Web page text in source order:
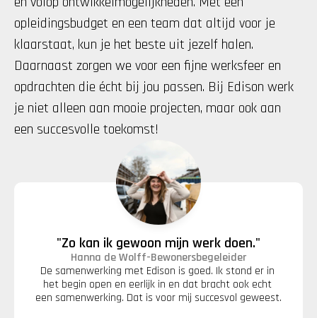
opleidingsbudget en een team dat altijd voor je
klaarstaat, kun je het beste uit jezelf halen.
Daarnaast zorgen we voor een fijne werksfeer en
opdrachten die écht bij jou passen. Bij Edison werk
je niet alleen aan mooie projecten, maar ook aan
een succesvolle toekomst!
"Zo kan ik gewoon mijn werk doen."
Hanna de Wolff-Bewonersbegeleider
De samenwerking met Edison is goed. Ik stond er in
het begin open en eerlijk in en dat bracht ook echt
een samenwerking. Dat is voor mij succesvol geweest.